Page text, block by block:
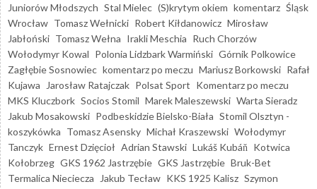
Juniorów Młodszych Stal Mielec (S)krytym okiem komentarz Śląsk
Wrocław Tomasz Wełnicki Robert Kiłdanowicz Mirosław
Jabłoński Tomasz Wełna Irakli Meschia Ruch Chorzów
Wołodymyr Kowal Polonia Lidzbark Warmiński Górnik Polkowice
Zagłębie Sosnowiec komentarz po meczu Mariusz Borkowski Rafał
Kujawa
Jarosław Ratajczak Polsat Sport Komentarz po meczu
MKS Kluczbork Socios Stomil Marek Maleszewski Warta Sieradz
Jakub Mosakowski Podbeskidzie Bielsko-Biała Stomil Olsztyn -
koszykówka Tomasz Asensky Michał Kraszewski Wołodymyr
Tanczyk Ernest Dzięcioł Adrian Stawski Lukáš Kubáň Kotwica
Kołobrzeg GKS 1962 Jastrzębie GKS Jastrzębie Bruk-Bet
Termalica Nieciecza
Jakub Tecław KKS 1925 Kalisz Szymon